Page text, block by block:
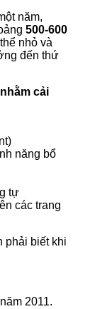
năm,
500-600
nhỏ và
đến thứ
cải
năng bổ
tự
các trang
phải biết khi
2011.